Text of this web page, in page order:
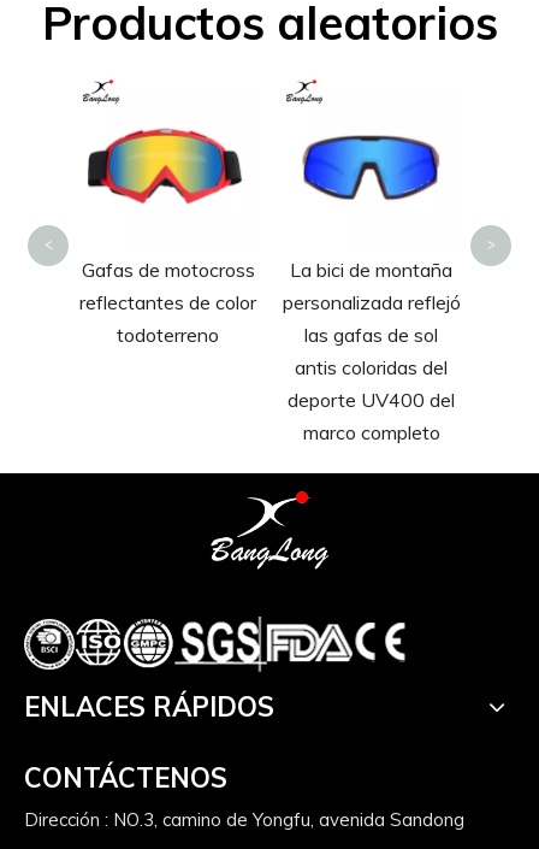
Productos aleatorios
Gafas de motocross
reflectantes de color
todoterreno
La bici de montaña
personalizada reflejó
las gafas de sol
antis coloridas del
deporte UV400 del
marco completo
< >
ENLACES RÁPIDOS
CONTÁCTENOS
Dirección : NO.3, camino de Yongfu, avenida Sandong